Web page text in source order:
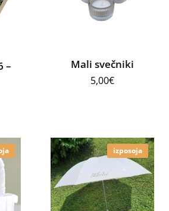
– Mali svečniki
5,00€
izposoja